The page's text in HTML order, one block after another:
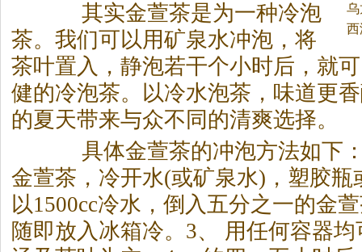
其实金萱茶是为一种冷泡
茶。我们可以用矿泉水冲泡，将
茶叶置入，静泡若干个小时后，就
健的冷泡茶。以冷水泡茶 ，味道更
的夏天带来与众不同的清爽选择。
具体金萱茶的冲泡方法如下
金萱茶 ，冷开水(或矿泉水)，塑胶
以1500cc冷水，倒入五分之一的金萱
随即放入冰箱冷。3、 用任何容器